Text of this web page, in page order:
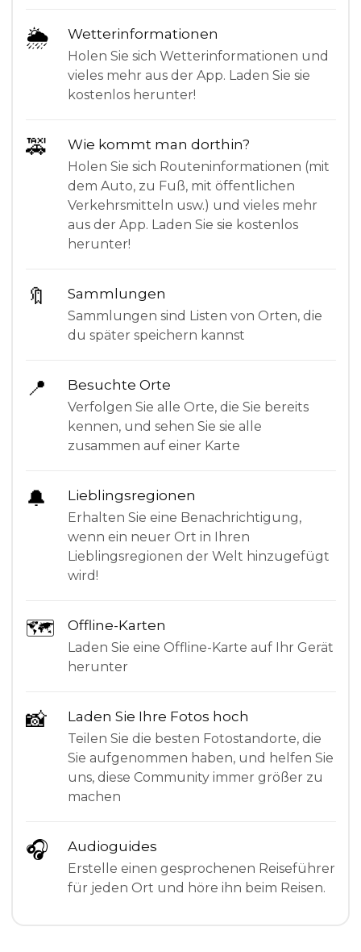
🌦 Wetterinformationen
Holen Sie sich Wetterinformationen und
vieles mehr aus der App. Laden Sie sie
kostenlos herunter!
🚕 Wie kommt man dorthin?
Holen Sie sich Routeninformationen (mit
dem Auto, zu Fuß, mit öffentlichen
Verkehrsmitteln usw.) und vieles mehr
aus der App. Laden Sie sie kostenlos
herunter!
🔖 Sammlungen
Sammlungen sind Listen von Orten, die
du später speichern kannst
📍 Besuchte Orte
Verfolgen Sie alle Orte, die Sie bereits
kennen, und sehen Sie sie alle
zusammen auf einer Karte
🔔 Lieblingsregionen
Erhalten Sie eine Benachrichtigung,
wenn ein neuer Ort in Ihren
Lieblingsregionen der Welt hinzugefügt
wird!
🗺 Offline-Karten
Laden Sie eine Offline-Karte auf Ihr Gerät
herunter
📸 Laden Sie Ihre Fotos hoch
Teilen Sie die besten Fotostandorte, die
Sie aufgenommen haben, und helfen Sie
uns, diese Community immer größer zu
machen
🎧 Audioguides
Erstelle einen gesprochenen Reiseführer
für jeden Ort und höre ihn beim Reisen.